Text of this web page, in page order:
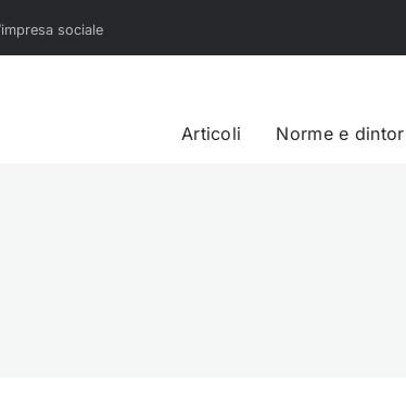
sociale
Articoli Norme e